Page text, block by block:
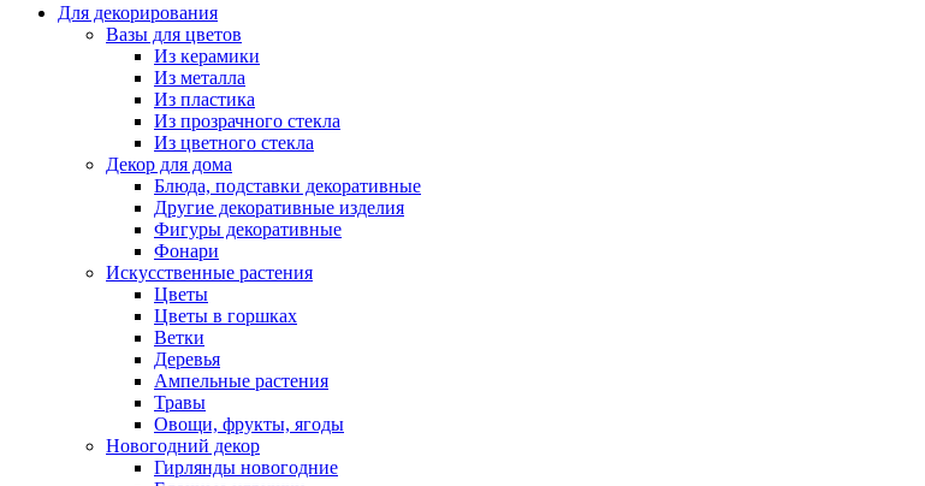
Для декорирования
Вазы для цветов
Из керамики
Из металла
Из пластика
Из прозрачного стекла
Из цветного стекла
Декор для дома
Блюда, подставки декоративные
Другие декоративные изделия
Фигуры декоративные
Фонари
Искусственные растения
Цветы
Цветы в горшках
Ветки
Деревья
Ампельные растения
Травы
Овощи, фрукты, ягоды
Новогодний декор
Гирлянды новогодние